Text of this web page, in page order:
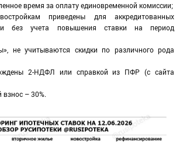
время за оплату единовременной комиссии;
приведены для аккредитованных
и без учета повышения ставки на период
не учитываются скидки по различного рода
2-НДФЛ или справкой из ПФР (с сайта
– 30%.